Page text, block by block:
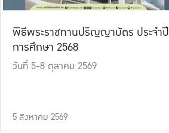
พิธีพระราชทานปริญญาบัตร ประจำปี
การศึกษา 2568
วันที่ 5-8 ตุลาคม 2569
5 สิงหาคม 2569